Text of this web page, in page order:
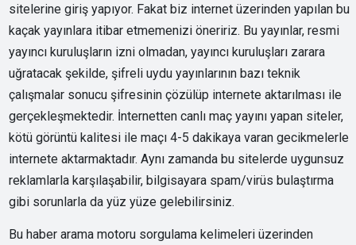
sitelerine giriş yapıyor. Fakat biz internet üzerinden yapılan bu
kaçak yayınlara itibar etmemenizi öneririz. Bu yayınlar, resmi
yayıncı kuruluşların izni olmadan, yayıncı kuruluşları zarara
uğratacak şekilde, şifreli uydu yayınlarının bazı teknik
çalışmalar sonucu şifresinin çözülüp internete aktarılması ile
gerçekleşmektedir. İnternetten canlı maç yayını yapan siteler,
kötü görüntü kalitesi ile maçı 4-5 dakikaya varan gecikmelerle
internete aktarmaktadır. Aynı zamanda bu sitelerde uygunsuz
reklamlarla karşılaşabilir, bilgisayara spam/virüs bulaştırma
gibi sorunlarla da yüz yüze gelebilirsiniz.
Bu haber arama motoru sorgulama kelimeleri üzerinden